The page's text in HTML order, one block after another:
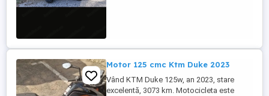
Motor 125 cmc Ktm Duke 2023
Vând KTM Duke 125w, an 2023, stare
excelentă, 3073 km. Motocicleta este